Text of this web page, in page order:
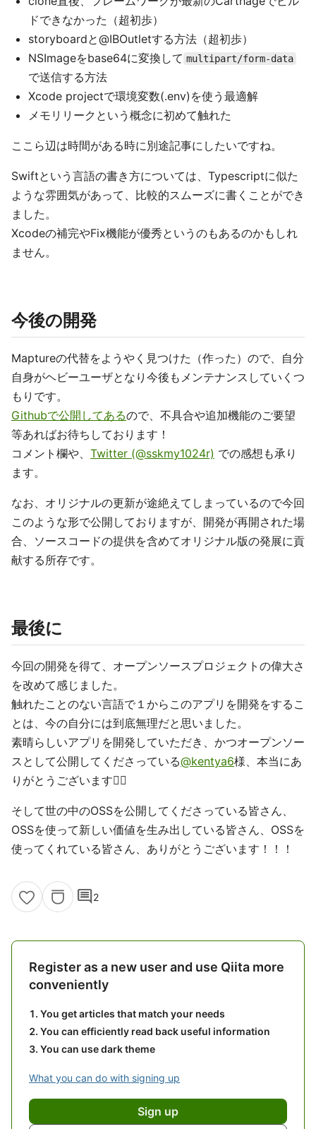
ドできなかった（超初歩）
storyboardと@IBOutletする方法（超初歩）
NSImageをbase64に変換して multipart/form-data
で送信する方法
Xcode projectで環境変数(.env)を使う最適解
メモリリークという概念に初めて触れた
ここら辺は時間がある時に別途記事にしたいですね。
Swiftという言語の書き方については、Typescriptに似た
ような雰囲気があって、比較的スムーズに書くことができ
ました。
Xcodeの補完やFix機能が優秀というのもあるのかもしれ
ません。
今後の開発
Maptureの代替をようやく見つけた（作った）ので、自分
自身がヘビーユーザとなり今後もメンテナンスしていくつ
もりです。
Githubで公開してあるので、不具合や追加機能のご要望
等あればお待ちしております！
コメント欄や、 Twitter (@sskmy1024r) での感想も承り
ます。
なお、オリジナルの更新が途絶えてしまっているので今回
このような形で公開しておりますが、開発が再開された場
合、ソースコードの提供を含めてオリジナル版の発展に貢
献する所存です。
最後に
今回の開発を得て、オープンソースプロジェクトの偉大さ
を改めて感じました。
触れたことのない言語で１からこのアプリを開発をするこ
とは、今の自分には到底無理だと思いました。
素晴らしいアプリを開発していただき、かつオープンソー
スとして公開してくださっている@kentya6様、本当にあ
りがとうございます🙇‍♂️
そして世の中のOSSを公開してくださっている皆さん、
OSSを使って新しい価値を生み出している皆さん、OSSを
使ってくれている皆さん、ありがとうございます！！！
comment2
Register as a new user and use Qiita more
conveniently
You get articles that match your needs
You can efficiently read back useful information
You can use dark theme
What you can do with signing up
Sign up